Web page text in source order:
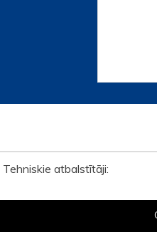
atbalstītāji: